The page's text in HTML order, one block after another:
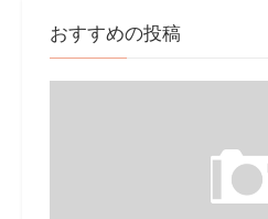
おすすめの投稿